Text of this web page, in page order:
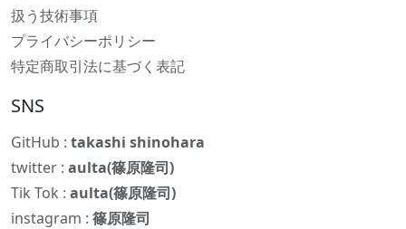
扱う技術事項
プライバシーポリシー
特定商取引法に基づく表記
SNS
GitHub : takashi shinohara
twitter : aulta(篠原隆司)
Tik Tok : aulta(篠原隆司)
instagram : 篠原隆司